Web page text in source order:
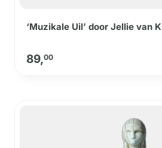
‘Muzikale Uil’ door Jellie van
89,00